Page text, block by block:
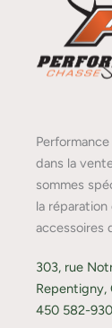
dans la
sommes
la
accessoires
303, rue
Repentigny,
450 582-